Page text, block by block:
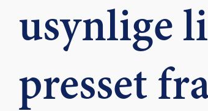
usynlige
presset